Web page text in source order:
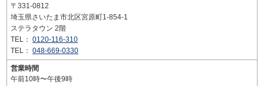
〒331-0812
埼玉県さいたま市北区宮原町1-854-1
ステラタウン 2階
TEL： 0120-116-310
TEL： 048-669-0330
営業時間
午前10時〜午後9時